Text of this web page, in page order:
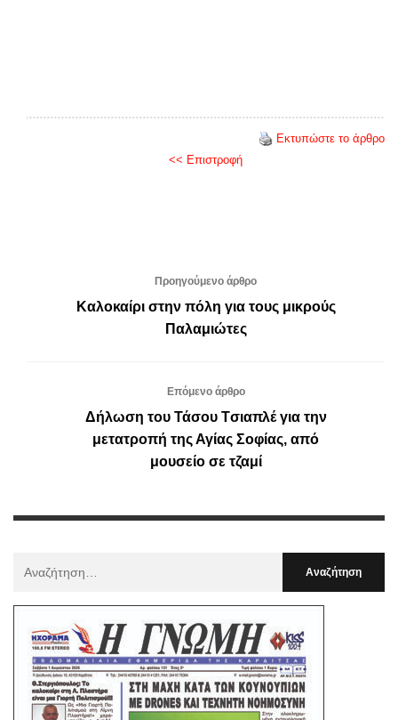
Εκτυπώστε το άρθρο
<< Επιστροφή
Προηγούμενο άρθρο
Καλοκαίρι στην πόλη για τους μικρούς
Παλαμιώτες
Επόμενο άρθρο
Δήλωση του Τάσου Tσιαπλέ για την
μετατροπή της Αγίας Σοφίας, από
μουσείο σε τζαμί
: